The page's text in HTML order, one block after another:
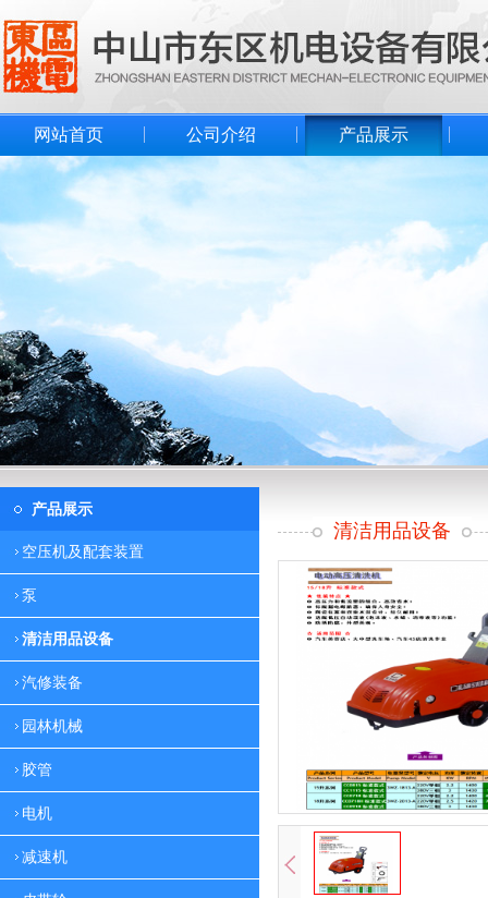
网站首页 公司介绍 产品展示
产品展示
空压机及配套装置
泵
清洁用品设备
汽修装备
园林机械
胶管
电机
减速机
清洁用品设备